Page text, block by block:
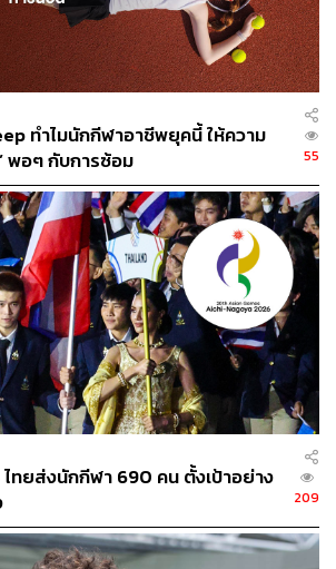
ปี ‘ราชินีนักยิมนาสติก’ หวนคืนการแข่ง
2023 U.S. Classicและยาวมาจนถึง
ลก 2023 ที่กรุงแอนต์เวิร์ปประเทศ
ธอสร้างประวัติศาสตร์เป็นนักยิมนาสติก
มากที่สุด หลังคว้าแชมป์โลกประเภท
ป็นสมัยที่ 6
งเฝ้ารอชมผลงานของ ซิโมน ไบลส์ ว่า
ในโอลิมปิกเกมส์ ปารีส 2024 ได้หรือ
ทำไมนักกีฬาอาชีพยุคนี้ ให้ความ
พอๆ กับการซ้อม
55
ไทยส่งนักกีฬา 690 คน ตั้งเป้าอย่าง
209